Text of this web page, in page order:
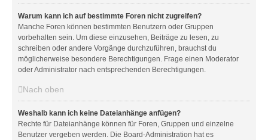
Warum kann ich auf bestimmte Foren nicht zugreifen?
Manche Foren können bestimmten Benutzern oder Gruppen
vorbehalten sein. Um diese einzusehen, Beiträge zu lesen, zu
schreiben oder andere Vorgänge durchzuführen, brauchst du
möglicherweise besondere Berechtigungen. Frage einen Moderator
oder Administrator nach entsprechenden Berechtigungen.
Nach oben
Weshalb kann ich keine Dateianhänge anfügen?
Rechte für Dateianhänge können für Foren, Gruppen und einzelne
Benutzer vergeben werden. Die Board-Administration hat es